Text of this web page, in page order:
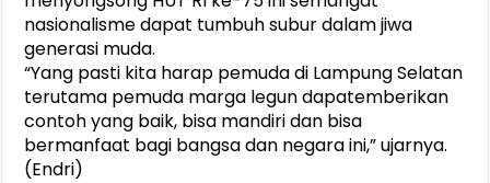
nasionalisme dapat tumbuh subur dalam jiwa
generasi muda.
“Yang pasti kita harap pemuda di Lampung Selatan
terutama pemuda marga legun dapatemberikan
contoh yang baik, bisa mandiri dan bisa
bermanfaat bagi bangsa dan negara ini,” ujarnya.
(Endri)